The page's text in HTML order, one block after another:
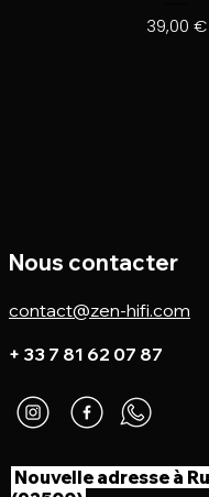
Prix
39,00 €
Nous contacter
contact@zen-hifi.com
+ 33 7 81 62 07 87
Nouvelle adresse à